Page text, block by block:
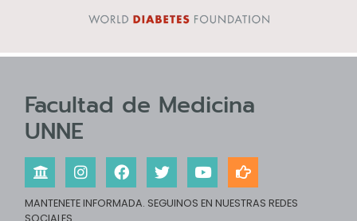
Facultad de Medicina
UNNE
MANTENETE INFORMADA. SEGUINOS EN NUESTRAS REDES
SOCIALES.